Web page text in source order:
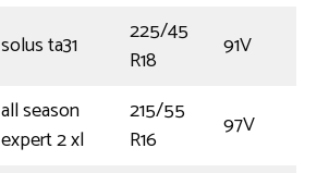
solus ta31
225/45
R18
91V
all season
expert 2 xl
215/55
R16
97V